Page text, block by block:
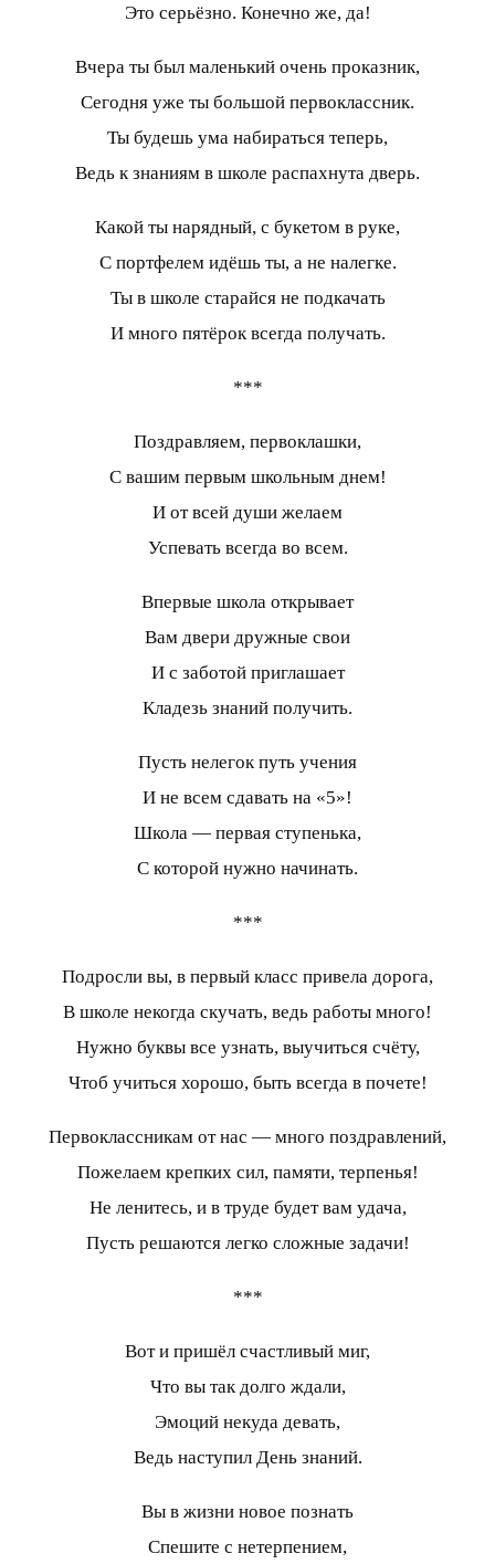
Это серьёзно. Конечно же, да!
Вчера ты был маленький очень проказник,
Сегодня уже ты большой первоклассник.
Ты будешь ума набираться теперь,
Ведь к знаниям в школе распахнута дверь.
Какой ты нарядный, с букетом в руке,
С портфелем идёшь ты, а не налегке.
Ты в школе старайся не подкачать
И много пятёрок всегда получать.
***
Поздравляем, первоклашки,
С вашим первым школьным днем!
И от всей души желаем
Успевать всегда во всем.
Впервые школа открывает
Вам двери дружные свои
И с заботой приглашает
Кладезь знаний получить.
Пусть нелегок путь учения
И не всем сдавать на «5»!
Школа — первая ступенька,
С которой нужно начинать.
***
Подросли вы, в первый класс привела дорога,
В школе некогда скучать, ведь работы много!
Нужно буквы все узнать, выучиться счёту,
Чтоб учиться хорошо, быть всегда в почете!
Первоклассникам от нас — много поздравлений,
Пожелаем крепких сил, памяти, терпенья!
Не ленитесь, и в труде будет вам удача,
Пусть решаются легко сложные задачи!
***
Вот и пришёл счастливый миг,
Что вы так долго ждали,
Эмоций некуда девать,
Ведь наступил День знаний.
Вы в жизни новое познать
Спешите с нетерпением,